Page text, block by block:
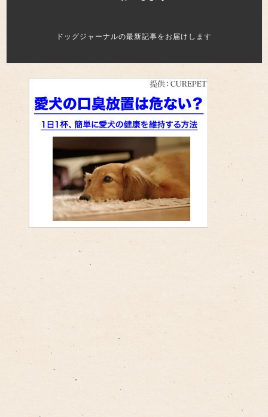
ドッグジャーナルの最新記事をお届けします